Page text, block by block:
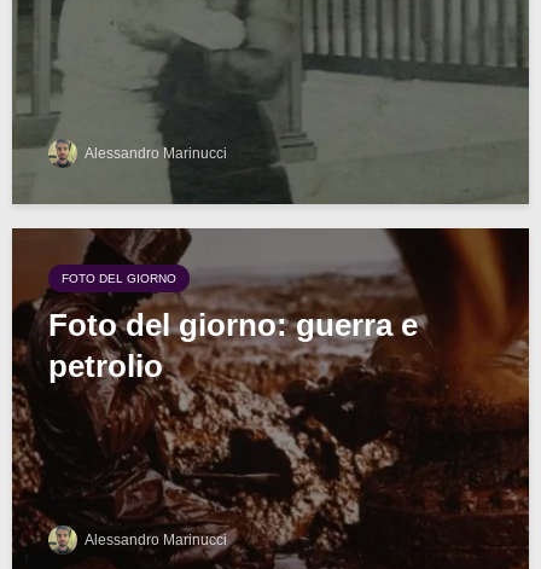
Alessandro Marinucci
FOTO DEL GIORNO
Foto del giorno: guerra e
petrolio
Alessandro Marinucci